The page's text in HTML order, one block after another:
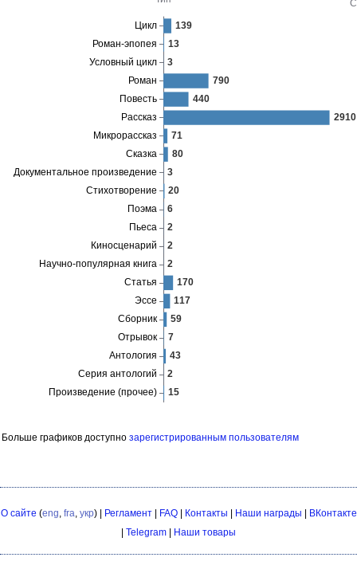
Больше графиков доступно зарегистрированным пользователям
О сайте (eng, fra, укр) | Регламент| FAQ| Контакты Наши награды
ВКонтакте
Telegram Наши товары